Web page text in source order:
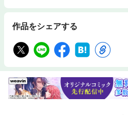
作品をシェアする